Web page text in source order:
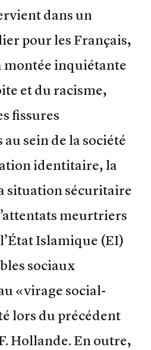
dans un
pour les Français,
montée inquiétante
et du racisme,
fissures
sein de la société
identitaire, la
situation sécuritaire
meurtriers
Islamique (EI)
sociaux
«virage social-
lors du précédent
Hollande. En outre,